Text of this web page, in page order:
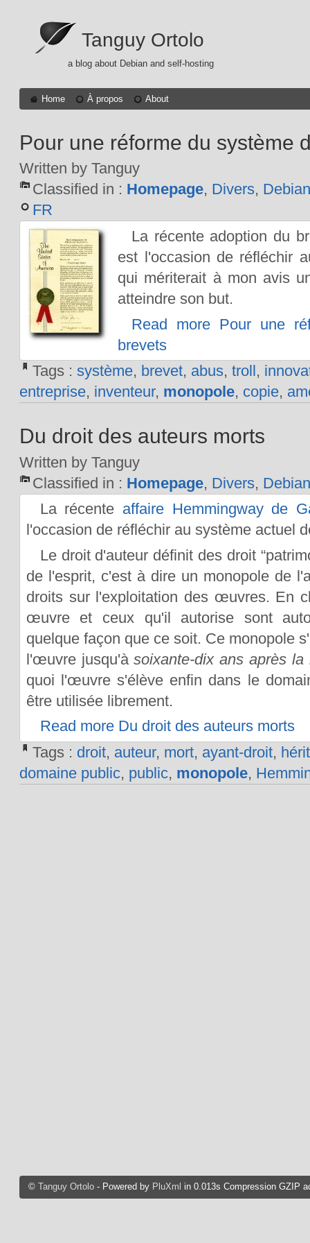
Tanguy Ortolo
a blog about Debian and self-hosting
Home À propos About
Pour une réforme du système
Written by Tanguy
Classified in : Homepage, Divers,
FR
La récente adoption du
est l'occasion de réfléchir
qui mériterait à mon avis
atteindre son but.
Read more Pour une
brevets
Tags : système, brevet, abus, troll,
entreprise, inventeur, monopole, copie,
Du droit des auteurs morts
Written by Tanguy
Classified in : Homepage, Divers,
La récente affaire Hemmingway de
l'occasion de réfléchir au système actuel
Le droit d'auteur définit des droit
de l'esprit, c'est à dire un monopole de
droits sur l'exploitation des œuvres. En
œuvre et ceux qu'il autorise sont
quelque façon que ce soit. Ce monopole
l'œuvre jusqu'àsoixante-dix ans après la
quoi l'œuvre s'élève enfin dans le
être utilisée librement.
Read more Du droit des auteurs morts
Tags : droit, auteur, mort, ayant-droit,
domaine public, public, monopole,
© Tanguy Ortolo- Powered by PluXml in 0.013s Compression GZIP